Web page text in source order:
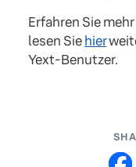
Erfahren Sie
lesen Sie hier
Yext-Benutzer.